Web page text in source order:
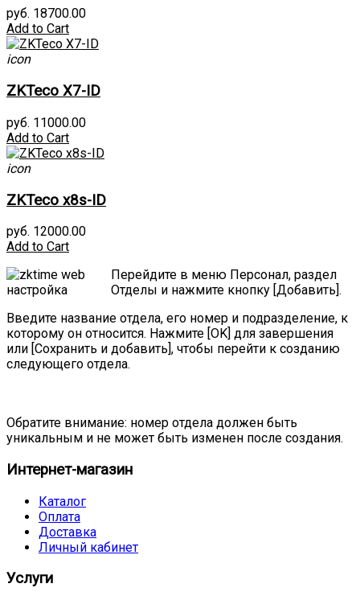
руб. 18700.00
Add to Cart
icon
ZKTeco X7-ID
руб. 11000.00
Add to Cart
icon
ZKTeco x8s-ID
руб. 12000.00
Add to Cart
Перейдите в меню Персонал, раздел
Отделы и нажмите кнопку [Добавить].
Введите название отдела, его номер и подразделение, к
которому он относится. Нажмите [OK] для завершения
или [Сохранить и добавить], чтобы перейти к созданию
следующего отдела.
Обратите внимание: номер отдела должен быть
уникальным и не может быть изменен после создания.
Интернет-магазин
Каталог
Оплата
Доставка
Личный кабинет
Услуги